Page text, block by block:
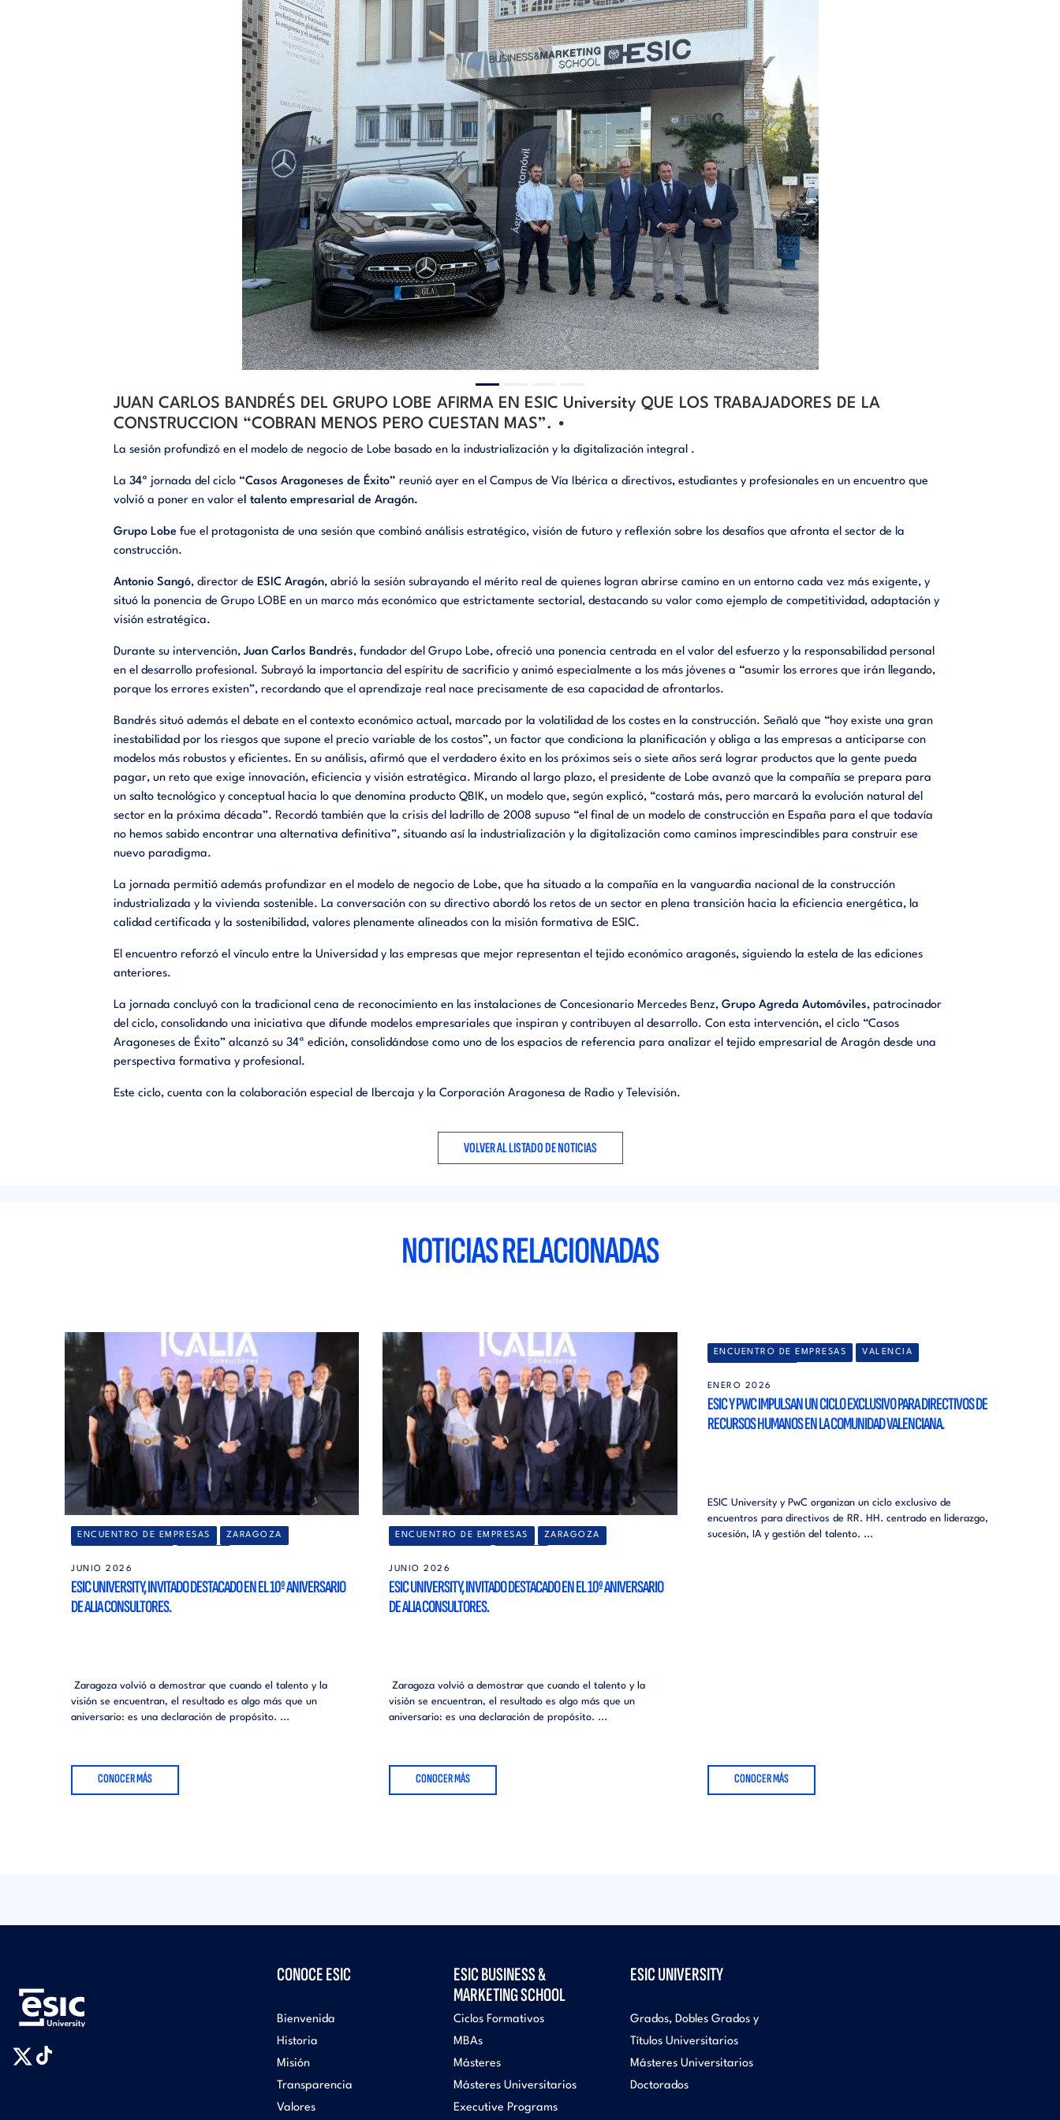
JUAN CARLOS BANDRÉS DEL GRUPO LOBE AFIRMA EN ESIC University QUE LOS TRABAJADORES DE LA
CONSTRUCCION “COBRAN MENOS PERO CUESTAN MAS”. •
La sesión profundizó en el modelo de negocio de Lobe basado en la industrialización y la digitalización integral .
La 34ª jornada del ciclo “Casos Aragoneses de Éxito” reunió ayer en el Campus de Vía Ibérica a directivos, estudiantes y profesionales en un encuentro que
volvió a poner en valor el talento empresarial de Aragón.
Grupo Lobe fue el protagonista de una sesión que combinó análisis estratégico, visión de futuro y reflexión sobre los desafíos que afronta el sector de la
construcción.
Antonio Sangó, director de ESIC Aragón, abrió la sesión subrayando el mérito real de quienes logran abrirse camino en un entorno cada vez más exigente, y
situó la ponencia de Grupo LOBE en un marco más económico que estrictamente sectorial, destacando su valor como ejemplo de competitividad, adaptación y
visión estratégica.
Durante su intervención, Juan Carlos Bandrés, fundador del Grupo Lobe, ofreció una ponencia centrada en el valor del esfuerzo y la responsabilidad personal
en el desarrollo profesional. Subrayó la importancia del espíritu de sacrificio y animó especialmente a los más jóvenes a “asumir los errores que irán llegando,
porque los errores existen”, recordando que el aprendizaje real nace precisamente de esa capacidad de afrontarlos.
Bandrés situó además el debate en el contexto económico actual, marcado por la volatilidad de los costes en la construcción. Señaló que “hoy existe una gran
inestabilidad por los riesgos que supone el precio variable de los costos”, un factor que condiciona la planificación y obliga a las empresas a anticiparse con
modelos más robustos y eficientes. En su análisis, afirmó que el verdadero éxito en los próximos seis o siete años será lograr productos que la gente pueda
pagar, un reto que exige innovación, eficiencia y visión estratégica. Mirando al largo plazo, el presidente de Lobe avanzó que la compañía se prepara para
un salto tecnológico y conceptual hacia lo que denomina producto QBIK, un modelo que, según explicó, “costará más, pero marcará la evolución natural del
sector en la próxima década”. Recordó también que la crisis del ladrillo de 2008 supuso “el final de un modelo de construcción en España para el que todavía
no hemos sabido encontrar una alternativa definitiva”, situando así la industrialización y la digitalización como caminos imprescindibles para construir ese
nuevo paradigma.
La jornada permitió además profundizar en el modelo de negocio de Lobe, que ha situado a la compañía en la vanguardia nacional de la construcción
industrializada y la vivienda sostenible. La conversación con su directivo abordó los retos de un sector en plena transición hacia la eficiencia energética, la
calidad certificada y la sostenibilidad, valores plenamente alineados con la misión formativa de ESIC.
El encuentro reforzó el vínculo entre la Universidad y las empresas que mejor representan el tejido económico aragonés, siguiendo la estela de las ediciones
anteriores.
La jornada concluyó con la tradicional cena de reconocimiento en las instalaciones de Concesionario Mercedes Benz, Grupo Agreda Automóviles, patrocinador
del ciclo, consolidando una iniciativa que difunde modelos empresariales que inspiran y contribuyen al desarrollo. Con esta intervención, el ciclo “Casos
Aragoneses de Éxito” alcanzó su 34ª edición, consolidándose como uno de los espacios de referencia para analizar el tejido empresarial de Aragón desde una
perspectiva formativa y profesional.
Este ciclo, cuenta con la colaboración especial de Ibercaja y la Corporación Aragonesa de Radio y Televisión.
VOLVER AL LISTADO DE NOTICIAS
NOTICIAS RELACIONADAS
ENCUENTRO DE EMPRESAS ZARAGOZA
JUNIO 2026
ESIC UNIVERSITY, INVITADO DESTACADO EN EL 10º ANIVERSARIO
DE ALIA CONSULTORES.
Zaragoza volvió a demostrar que cuando el talento y la
visión se encuentran, el resultado es algo más que un
aniversario: es una declaración de propósito. ...
CONOCER MÁS
ENCUENTRO DE EMPRESAS ZARAGOZA
JUNIO 2026
ESIC UNIVERSITY, INVITADO DESTACADO EN EL 10º ANIVERSARIO
DE ALIA CONSULTORES.
Zaragoza volvió a demostrar que cuando el talento y la
visión se encuentran, el resultado es algo más que un
aniversario: es una declaración de propósito. ...
CONOCER MÁS
ENCUENTRO DE EMPRESAS VALENCIA
ENERO 2026
ESIC Y PWC IMPULSAN UN CICLO EXCLUSIVO PARA DIRECTIVOS DE
RECURSOS HUMANOS EN LA COMUNIDAD VALENCIANA.
ESIC University y PwC organizan un ciclo exclusivo de
encuentros para directivos de RR. HH. centrado en liderazgo,
sucesión, IA y gestión del talento. ...
CONOCER MÁS
CONOCE ESIC
Bienvenida
Historia
Misión
Transparencia
Valores
ESIC BUSINESS &
MARKETING SCHOOL
Ciclos Formativos
MBAs
Másteres
Másteres Universitarios
Executive Programs
ESIC UNIVERSITY
Grados, Dobles Grados y
Títulos Universitarios
Másteres Universitarios
Doctorados